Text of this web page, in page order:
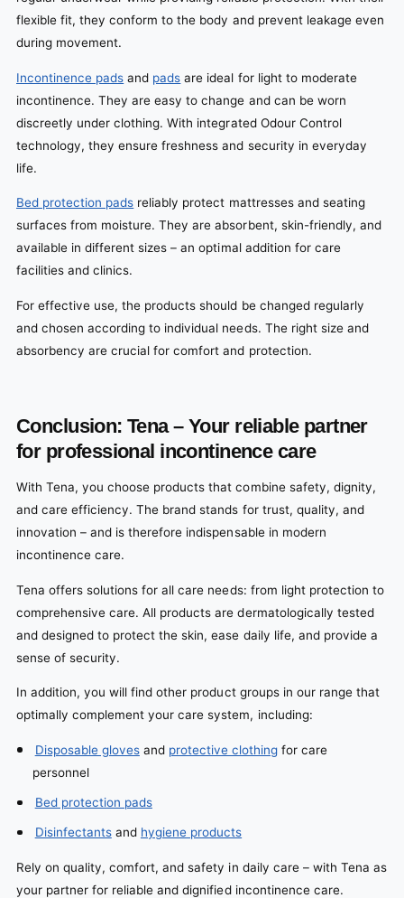
flexible fit, they conform to the body and prevent leakage even
during movement.
Incontinence pads and pads are ideal for light to moderate
incontinence. They are easy to change and can be worn
discreetly under clothing. With integrated Odour Control
technology, they ensure freshness and security in everyday
life.
Bed protection pads reliably protect mattresses and seating
surfaces from moisture. They are absorbent, skin-friendly, and
available in different sizes – an optimal addition for care
facilities and clinics.
For effective use, the products should be changed regularly
and chosen according to individual needs. The right size and
absorbency are crucial for comfort and protection.
Conclusion: Tena – Your reliable partner
for professional incontinence care
With Tena, you choose products that combine safety, dignity,
and care efficiency. The brand stands for trust, quality, and
innovation – and is therefore indispensable in modern
incontinence care.
Tena offers solutions for all care needs: from light protection to
comprehensive care. All products are dermatologically tested
and designed to protect the skin, ease daily life, and provide a
sense of security.
In addition, you will find other product groups in our range that
optimally complement your care system, including:
Disposable glovesand protective clothing for care
personnel
Bed protection pads
Disinfectantsand hygiene products
Rely on quality, comfort, and safety in daily care – with Tena as
your partner for reliable and dignified incontinence care.